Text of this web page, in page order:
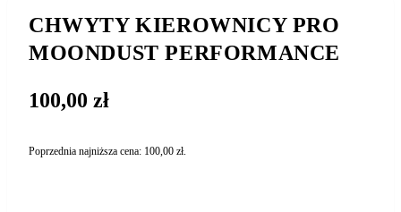
CHWYTY KIEROWNICY PRO
MOONDUST PERFORMANCE
100,00 zł
Poprzednia najniższa cena: 100,00 zł.